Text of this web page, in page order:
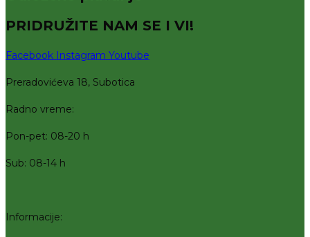
PRIDRUŽITE NAM SE I VI!
Facebook Instagram Youtube
Preradovićeva 18, Subotica
Radno vreme:
Pon-pet: 08-20 h
Sub: 08-14 h
Informacije: